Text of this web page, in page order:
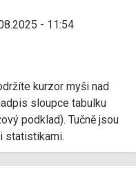
- 11:54
kurzor myši nad
sloupce tabulku
podklad). Tučně jsou
statistikami.